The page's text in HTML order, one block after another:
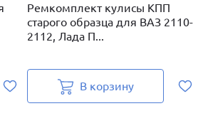
Ремкомплект кулисы КПП
старого образца для ВАЗ 2110-
2112, Лада П...
В корзину